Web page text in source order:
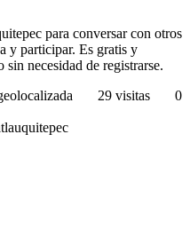
para conversar con otros
y participar. Es gratis y
necesidad de registrarse.
29 visitas
0